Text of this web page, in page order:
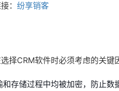
： 纷享销客
择CRM软件时必须考虑的关键
存储过程中均被加密，防止数